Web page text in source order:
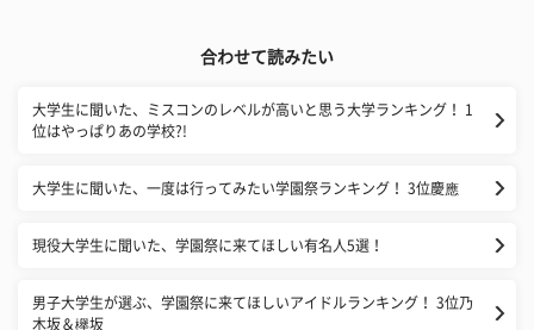
合わせて読みたい
大学生に聞いた、ミスコンのレベルが高いと思う大学ランキング！ 1
位はやっぱりあの学校?!
大学生に聞いた、一度は行ってみたい学園祭ランキング！ 3位慶應
現役大学生に聞いた、学園祭に来てほしい有名人5選！
男子大学生が選ぶ、学園祭に来てほしいアイドルランキング！ 3位乃
木坂＆欅坂